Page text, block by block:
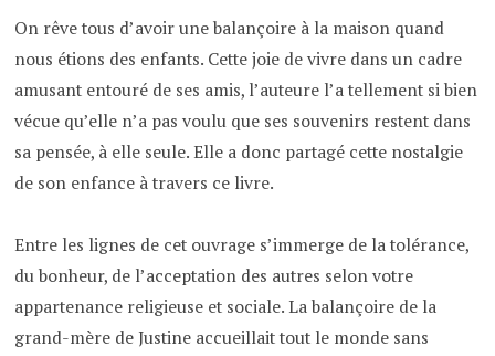
On rêve tous d’avoir une balançoire à la maison quand
nous étions des enfants. Cette joie de vivre dans un cadre
amusant entouré de ses amis, l’auteure l’a tellement si bien
vécue qu’elle n’a pas voulu que ses souvenirs restent dans
sa pensée, à elle seule. Elle a donc partagé cette nostalgie
de son enfance à travers ce livre.
Entre les lignes de cet ouvrage s’immerge de la tolérance,
du bonheur, de l’acceptation des autres selon votre
appartenance religieuse et sociale. La balançoire de la
grand-mère de Justine accueillait tout le monde sans